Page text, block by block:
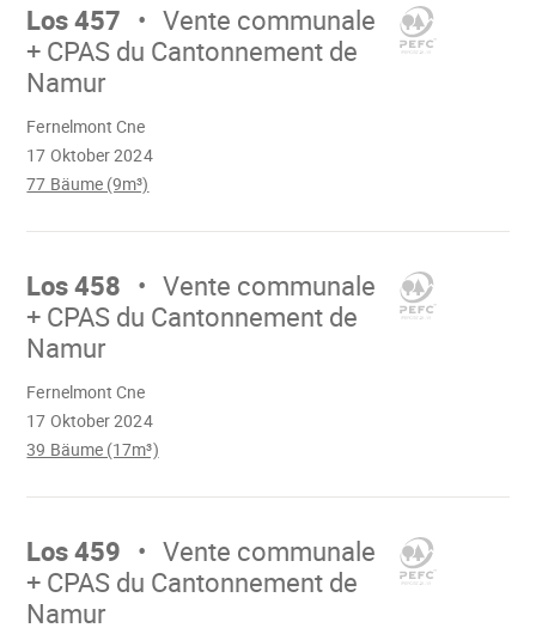
Los 457
Vente communale
+ CPAS du Cantonnement de
Namur
17 Oktober 2024
Fernelmont Cne
77 Bäume (9m³)
Mach
Los 458
Vente communale
+ CPAS du Cantonnement de
Namur
17 Oktober 2024
Fernelmont Cne
39 Bäume (17m³)
Mach
Los 459
Vente communale
+ CPAS du Cantonnement de
Namur